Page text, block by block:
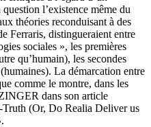
l’existence même du
théories reconduisant à des
Ferraris, distingueraient entre
sociales », les premières
qu’humain), les secondes
La démarcation entre
comme le montre, dans les
dans son article
Truth (Or, Do Realia Deliver us
.